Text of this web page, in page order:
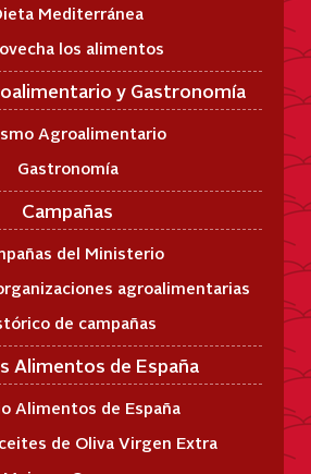
Mediterránea
los alimentos
y Gastronomía
Agroalimentario
Gastronomía
Campañas
del Ministerio
agroalimentarias
de campañas
Alimentos de España
Alimentos de España
de Oliva Virgen Extra